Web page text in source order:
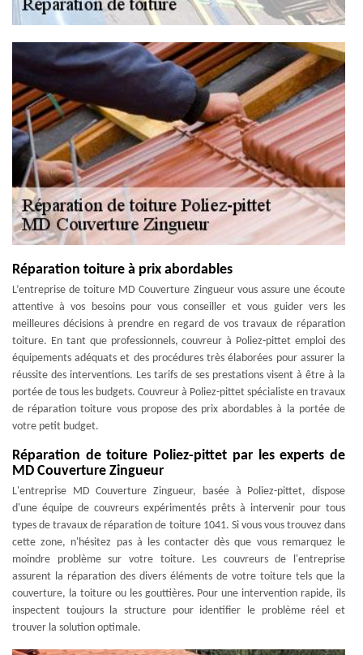
Réparation toiture à prix abordables
L’entreprise de toiture MD Couverture Zingueur vous assure une écoute
attentive à vos besoins pour vous conseiller et vous guider vers les
meilleures décisions à prendre en regard de vos travaux de réparation
toiture. En tant que professionnels, couvreur à Poliez-pittet emploi des
équipements adéquats et des procédures très élaborées pour assurer la
réussite des interventions. Les tarifs de ses prestations visent à être à la
portée de tous les budgets. Couvreur à Poliez-pittet spécialiste en travaux
de réparation toiture vous propose des prix abordables à la portée de
votre petit budget.
Réparation de toiture Poliez-pittet par les experts de
MD Couverture Zingueur
L'entreprise MD Couverture Zingueur, basée à Poliez-pittet, dispose
d'une équipe de couvreurs expérimentés prêts à intervenir pour tous
types de travaux de réparation de toiture 1041. Si vous vous trouvez dans
cette zone, n'hésitez pas à les contacter dès que vous remarquez le
moindre problème sur votre toiture. Les couvreurs de l'entreprise
assurent la réparation des divers éléments de votre toiture tels que la
couverture, la toiture ou les gouttières. Pour une intervention rapide, ils
inspectent toujours la structure pour identifier le problème réel et
trouver la solution optimale.